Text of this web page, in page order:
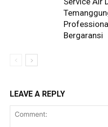
Bergaransi
LEAVE A REPLY